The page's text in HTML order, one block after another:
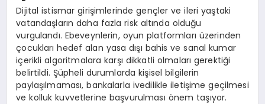
Dijital istismar girişimlerinde gençler ve ileri yaştaki
vatandaşların daha fazla risk altında olduğu
vurgulandı. Ebeveynlerin, oyun platformları üzerinden
çocukları hedef alan yasa dışı bahis ve sanal kumar
içerikli algoritmalara karşı dikkatli olmaları gerektiği
belirtildi. Şüpheli durumlarda kişisel bilgilerin
paylaşılmaması, bankalarla ivedilikle iletişime geçilmesi
ve kolluk kuvvetlerine başvurulması önem taşıyor.